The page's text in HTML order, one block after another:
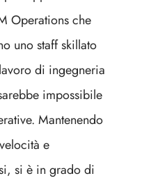
Operations che
uno staff skillato
di ingegneria
impossibile
Mantenendo
e
si è in grado di